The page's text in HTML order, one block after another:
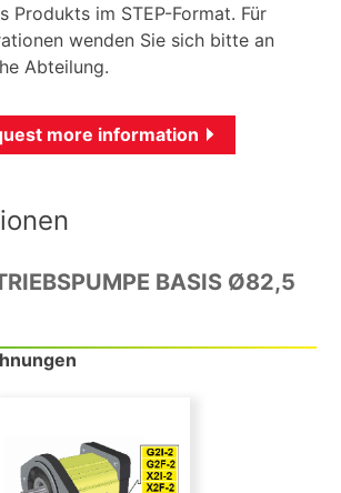
Produkts im STEP-Format. Für
wenden Sie sich bitte an
Abteilung.
more information
BASIS Ø82,5